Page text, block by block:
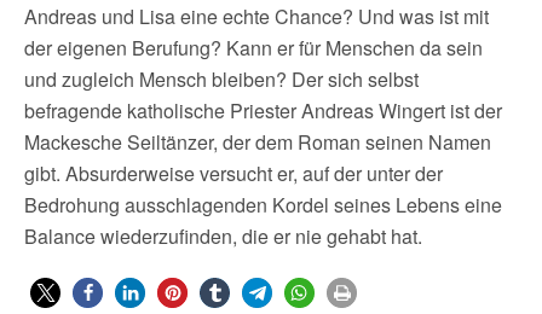
Andreas und Lisa eine echte Chance? Und was ist mit
der eigenen Berufung? Kann er für Menschen da sein
und zugleich Mensch bleiben? Der sich selbst
befragende katholische Priester Andreas Wingert ist der
Mackesche Seiltänzer, der dem Roman seinen Namen
gibt. Absurderweise versucht er, auf der unter der
Bedrohung ausschlagenden Kordel seines Lebens eine
Balance wiederzufinden, die er nie gehabt hat.